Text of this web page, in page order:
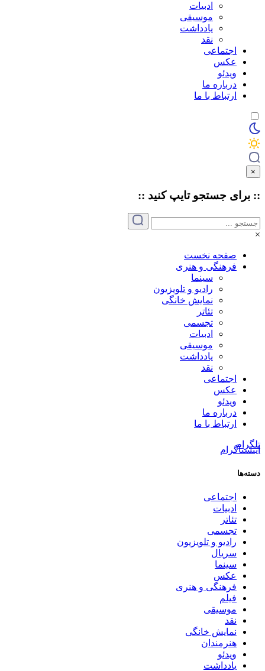
ادبیات
موسیقی
یادداشت
نقد
اجتماعی
عکس
ویدئو
درباره ما
ارتباط با ما
×
:: برای جستجو تایپکنید ::
×
صفحه نخست
فرهنگی و هنری
سینما
رادیو و تلویزیون
نمایش خانگی
تئاتر
تجسمی
ادبیات
موسیقی
یادداشت
نقد
اجتماعی
عکس
ویدئو
درباره ما
ارتباط با ما
تلگرام
اینستاگرام
دسته‌ها
اجتماعی
ادبیات
تئاتر
تجسمی
رادیو و تلویزیون
سریال
سینما
عکس
فرهنگی و هنری
فیلم
موسیقی
نقد
نمایش خانگی
هنرمندان
ویدئو
یادداشت